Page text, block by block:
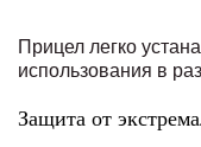
Прицел легко
использования в
Защита от